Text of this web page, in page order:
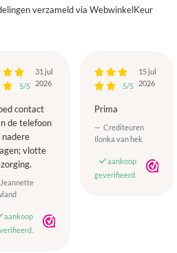
verzameld via WebwinkelKeur
5/5
31 jul
2026
contact
de telefoon
nadere
vlotte
Jeannette
aankoop
5/5
15 jul
2026
Prima
Crediteuren
Ilonka van hek
aankoop
geverifieerd.